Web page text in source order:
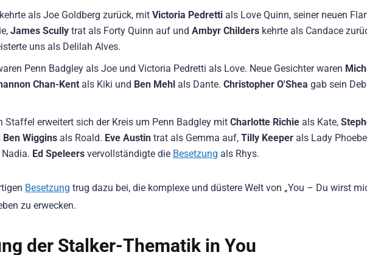
als Joe Goldberg zurück, mit Victoria Pedretti als Love Quinn, seiner neuen
James Scully trat als Forty Quinn auf und Ambyr Childers kehrte als Candace
uns als Delilah Alves.
Penn Badgley als Joe und Victoria Pedretti als Love. Neue Gesichter waren
Chan-Kent als Kiki und Ben Mehl als Dante. Christopher O'Shea gab sein
Staffel erweitert sich der Kreis um Penn Badgley mit Charlotte Richie als Kate,
Ben Wiggins als Roald. Eve Austin trat als Gemma auf, Tilly Keeper als Lady
Ed Speleers vervollständigte die Besetzung als Rhys.
Besetzung trug dazu bei, die komplexe und düstere Welt von „You – Du wirst
zu erwecken.
der Stalker-Thematik in You